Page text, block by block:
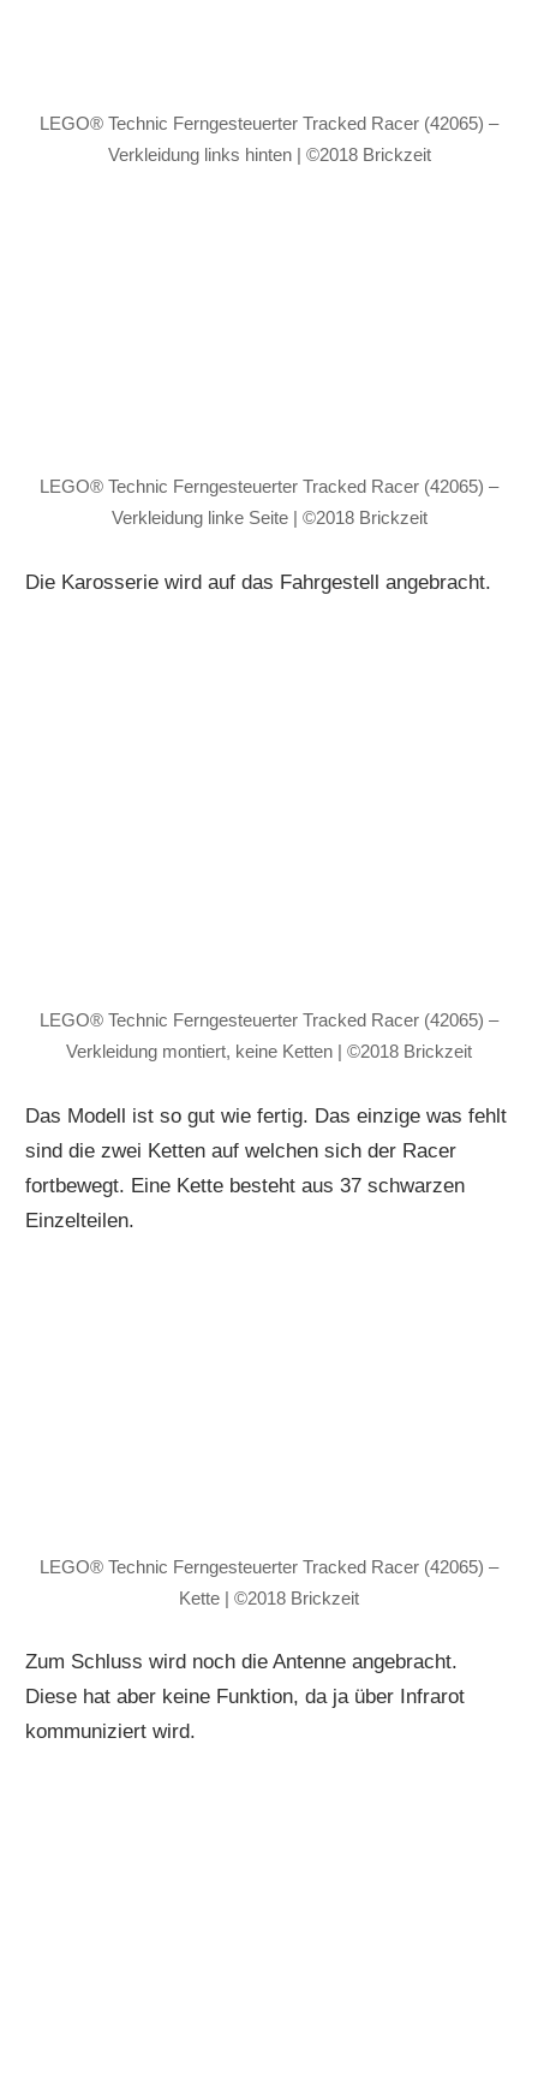
LEGO® Technic Ferngesteuerter Tracked Racer (42065) –
Verkleidung links hinten | ©2018 Brickzeit
LEGO® Technic Ferngesteuerter Tracked Racer (42065) –
Verkleidung linke Seite | ©2018 Brickzeit
Die Karosserie wird auf das Fahrgestell angebracht.
LEGO® Technic Ferngesteuerter Tracked Racer (42065) –
Verkleidung montiert, keine Ketten | ©2018 Brickzeit
Das Modell ist so gut wie fertig. Das einzige was fehlt
sind die zwei Ketten auf welchen sich der Racer
fortbewegt. Eine Kette besteht aus 37 schwarzen
Einzelteilen.
LEGO® Technic Ferngesteuerter Tracked Racer (42065) –
Kette | ©2018 Brickzeit
Zum Schluss wird noch die Antenne angebracht.
Diese hat aber keine Funktion, da ja über Infrarot
kommuniziert wird.